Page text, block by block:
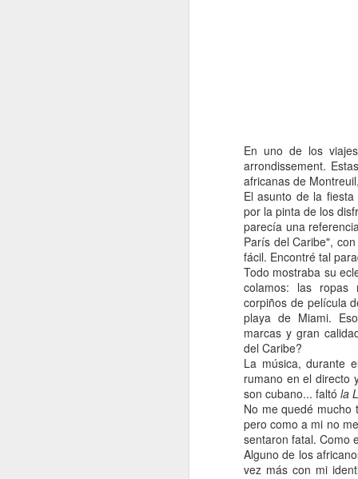
En uno de los
arrondissement.
africanas de
El asunto de la
por la pinta de los
parecía una
París del Caribe",
fácil. Encontré tal
Todo mostraba su
colamos: las ropas
corpiños de película
playa de Miami.
marcas y gran
del Caribe?
La música, durante
rumano en el directo
son cubano... faltó la
No me quedé mucho
pero como a mi no
sentaron fatal. Como
Alguno de los
vez más con mi
El posbolonio tocó a